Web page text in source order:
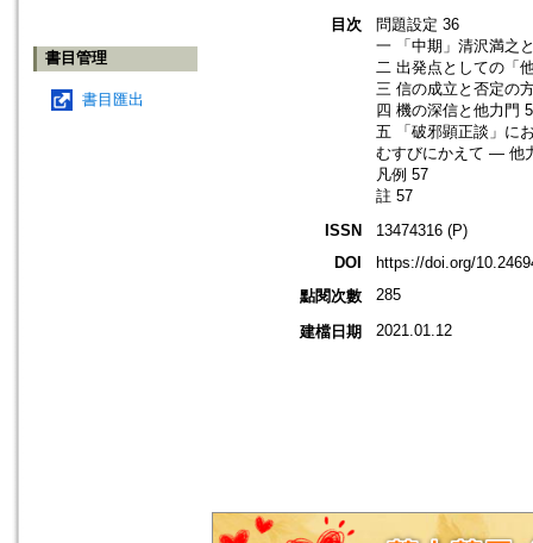
書目管理
書目匯出
目次
問題設定 36
一 「中期」清沢満之
二 出発点としての「
三 信の成立と否定の
四 機の深信と他力門
五 「破邪顕正談」に
むすびにかえて — 他
凡例 57
註 57
ISSN
13474316 (P)
DOI
https://doi.org/
點閱次數
285
建檔日期 2021.01.12